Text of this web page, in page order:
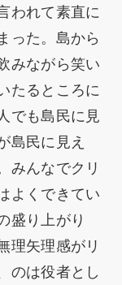
われて素直に
った。島から
みながら笑い
たるところに
でも島民に見
島民に見え
みんなでクリ
よくできてい
盛り上がり
理矢理感がリ
のは役者とし